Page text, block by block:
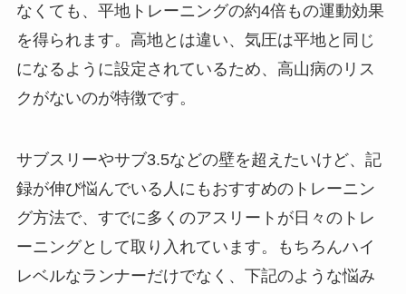
なくても、平地トレーニングの約4倍もの運動効果
を得られます。高地とは違い、気圧は平地と同じ
になるように設定されているため、高山病のリス
クがないのが特徴です。
サブスリーやサブ3.5などの壁を超えたいけど、記
録が伸び悩んでいる人にもおすすめのトレーニン
グ方法で、すでに多くのアスリートが日々のトレ
ーニングとして取り入れています。もちろんハイ
レベルなランナーだけでなく、下記のような悩み